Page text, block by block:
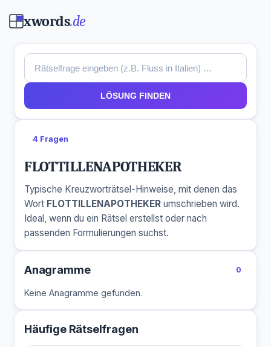
xwords.de
LÖSUNG FINDEN
4 Fragen
FLOTTILLENAPOTHEKER
Typische Kreuzworträtsel-Hinweise, mit denen das
Wort FLOTTILLENAPOTHEKER umschrieben wird.
Ideal, wenn du ein Rätsel erstellst oder nach
passenden Formulierungen suchst.
Anagramme 0
Keine Anagramme gefunden.
Häufige Rätselfragen